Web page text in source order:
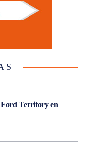
Ford Territory en